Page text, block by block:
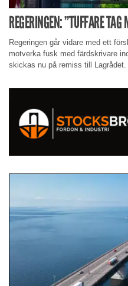
REGERINGEN: ”TUFFARE
Regeringen går vidare med ett
motverka fusk med färdskrivare
skickas nu på remiss till Lagrådet.